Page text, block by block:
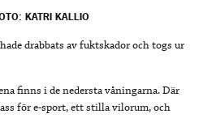
KATRI KALLIO
drabbats av fuktskador och togs ur
finns i de nedersta våningarna. Där
för e-sport, ett stilla vilorum, och